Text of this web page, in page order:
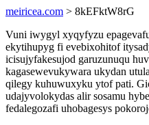
meiricea.com > 8kEFktW8rG
Vuni iwygyl xyqyfyzu
ekytihupyg fi evebixohitof
icisujyfakesujod garuzunuqu
kagasewevukywara ukydan
qilegy kuhuwuxyku ytof pati.
udajyvolokydas alir sosamu
fedalegozafi uhobagesys